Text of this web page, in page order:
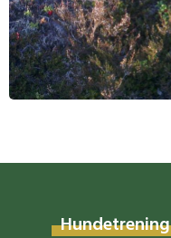
Hundetrening